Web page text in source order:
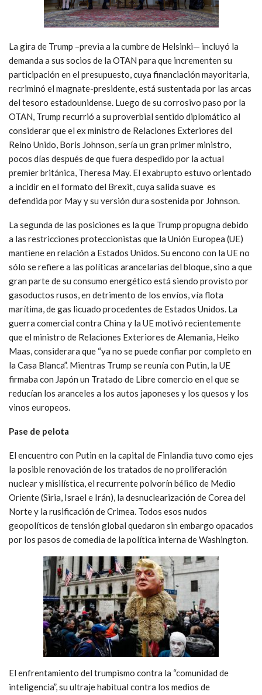
La gira de Trump –previa a la cumbre de Helsinki— incluyó la
demanda a sus socios de la OTAN para que incrementen su
participación en el presupuesto, cuya financiación mayoritaria,
recriminó el magnate-presidente, está sustentada por las arcas
del tesoro estadounidense. Luego de su corrosivo paso por la
OTAN, Trump recurrió a su proverbial sentido diplomático al
considerar que el ex ministro de Relaciones Exteriores del
Reino Unido, Boris Johnson, sería un gran primer ministro,
pocos días después de que fuera despedido por la actual
premier británica, Theresa May. El exabrupto estuvo orientado
a incidir en el formato del Brexit, cuya salida suave es
defendida por May y su versión dura sostenida por Johnson.
La segunda de las posiciones es la que Trump propugna debido
a las restricciones proteccionistas que la Unión Europea (UE)
mantiene en relación a Estados Unidos. Su encono con la UE no
sólo se refiere a las políticas arancelarias del bloque, sino a que
gran parte de su consumo energético está siendo provisto por
gasoductos rusos, en detrimento de los envíos, vía flota
marítima, de gas licuado procedentes de Estados Unidos. La
guerra comercial contra China y la UE motivó recientemente
que el ministro de Relaciones Exteriores de Alemania, Heiko
Maas, considerara que “ya no se puede confiar por completo en
la Casa Blanca”. Mientras Trump se reunía con Putin, la UE
firmaba con Japón un Tratado de Libre comercio en el que se
reducían los aranceles a los autos japoneses y los quesos y los
vinos europeos.
Pase de pelota
El encuentro con Putin en la capital de Finlandia tuvo como ejes
la posible renovación de los tratados de no proliferación
nuclear y misilística, el recurrente polvorín bélico de Medio
Oriente (Siria, Israel e Irán), la desnuclearización de Corea del
Norte y la rusificación de Crimea. Todos esos nudos
geopolíticos de tensión global quedaron sin embargo opacados
por los pasos de comedia de la política interna de Washington.
El enfrentamiento del trumpismo contra la “comunidad de
inteligencia”, su ultraje habitual contra los medios de